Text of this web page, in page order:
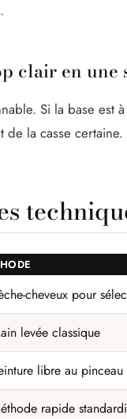
clair en une
Si la base
de la casse certaine.
cheveux pour
levée classique
libre au pinceau
rapide